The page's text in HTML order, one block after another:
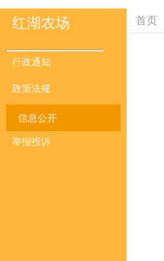
红湖农场
行政通知
政策法规
信息公开
举报投诉
首页